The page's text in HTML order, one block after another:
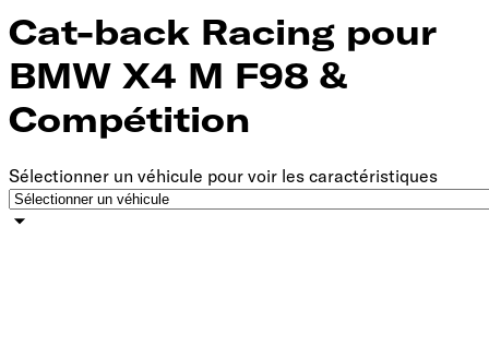
Cat-back Racing pour
BMW X4 M F98 &
Compétition
Sélectionner un véhicule pour voir les caractéristiques